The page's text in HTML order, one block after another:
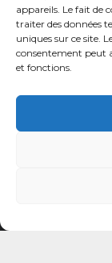
appareils. Le fait de
traiter des données
uniques sur ce site.
consentement peut
et fonctions.
©